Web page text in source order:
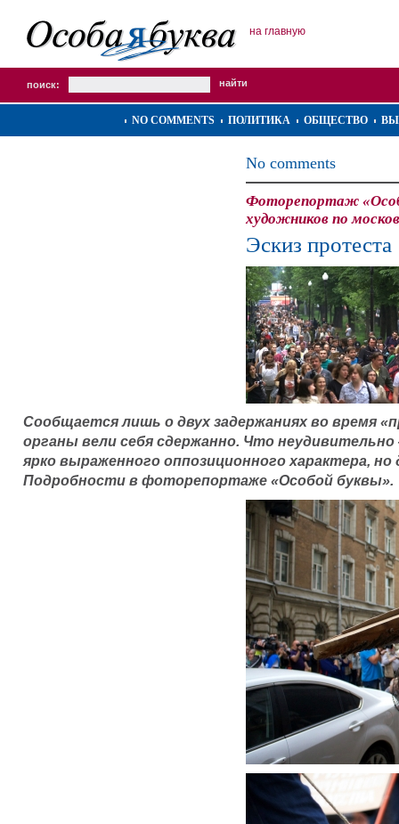
на главную
поиск:
NO COMMENTS ПОЛИТИКА ОБЩЕСТВО
No comments
Фоторепортаж
художников по
Эскиз протеста
Сообщается лишь о двух задержаниях во время
органы вели себя сдержанно. Что
ярко выраженного оппозиционного характера,
Подробности в фоторепортаже «Особой буквы».